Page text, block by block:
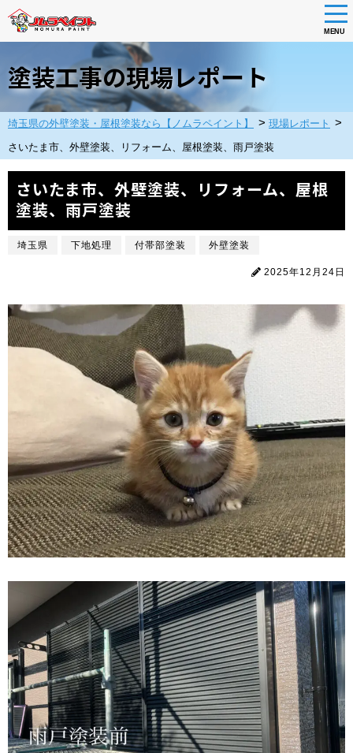
main
content
MENU
塗装工事の現場レポート
埼玉県の外壁塗装・屋根塗装なら【ノムラペイント】 > 現場レポート >
さいたま市、外壁塗装、リフォーム、屋根塗装、雨戸塗装
さいたま市、外壁塗装、リフォーム、屋根
塗装、雨戸塗装
埼玉県 下地処理 付帯部塗装 外壁塗装
2025年12月24日